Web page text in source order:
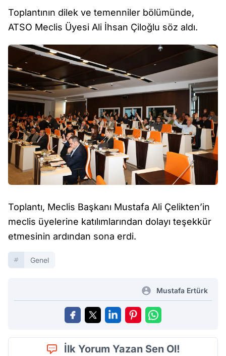
Toplantının dilek ve temenniler bölümünde,
ATSO Meclis Üyesi Ali İhsan Çiloğlu söz aldı.
Toplantı, Meclis Başkanı Mustafa Ali Çelikten’in
meclis üyelerine katılımlarından dolayı teşekkür
etmesinin ardından sona erdi.
Genel
Mustafa Ertürk
İlk Yorum Yazan Sen Ol!